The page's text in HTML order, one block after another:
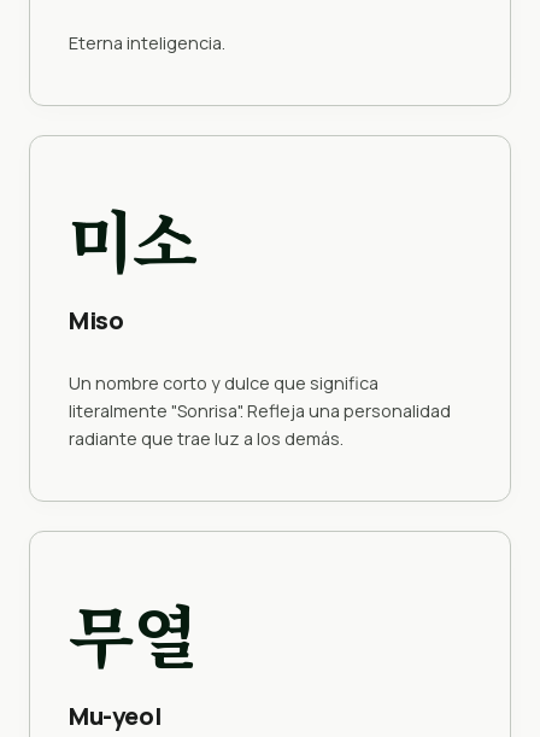
Eterna inteligencia.
미소
Miso
Un nombre corto y dulce que significa
literalmente "Sonrisa". Refleja una personalidad
radiante que trae luz a los demás.
무열
Mu-yeol